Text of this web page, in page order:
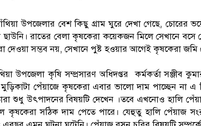
উপজেলার বেশ কিছু গ্রাম ঘুরে দেখা গেছে, চোরের
ছাউনি। রাতের বেলা কৃষকেরা কয়েকজন মিলে সেখানে বসে
দেওয়া সম্ভব নয়, সেখানে পুষ্ট হওয়ার আগেই কৃষকেরা
উপজেলা কৃষি সম্প্রসারণ অধিদপ্তর কর্মকর্তা সঞ্জীব
পেঁয়াজে কৃষকেরা এবার ভালো দাম পাচ্ছেন না
শুধু উৎপাদনের বিষয়টি দেখেন ।তবে এখনোও হালি
কৃষকেরা সঠিক দাম পেতে পারে। যেহুতু হালি পেঁয়াজ